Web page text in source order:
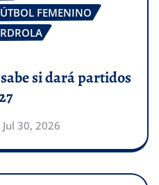
FEMENINO
si dará partidos
Jul 30, 2026